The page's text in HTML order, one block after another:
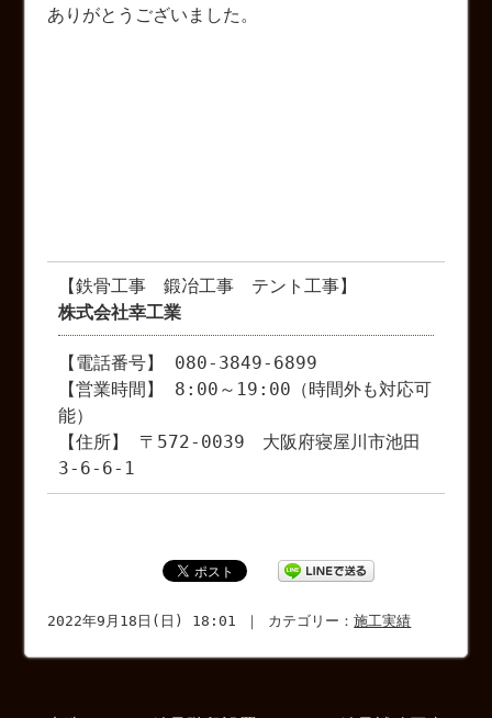
ありがとうございました。
【鉄骨工事 鍛冶工事 テント工事】
株式会社幸工業
【電話番号】 080-3849-6899
【営業時間】 8:00～19:00（時間外も対応可
能）
【住所】 〒572-0039 大阪府寝屋川市池田
3-6-6-1
2022年9月18日(日) 18:01 ｜ カテゴリー：施工実績